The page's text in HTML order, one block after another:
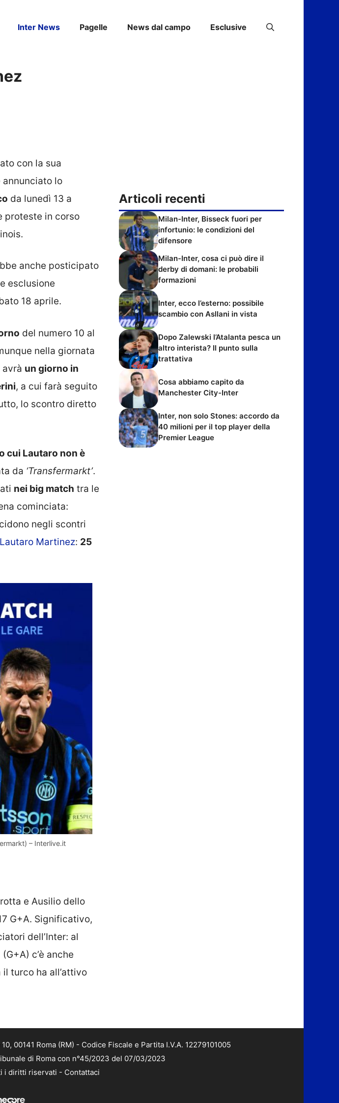
Inter News Pagelle News dal campo Esclusive
con la sua
lo
da lunedì 13 a
proteste in corso
anche posticipato
esclusione
18 aprile.
del numero 10 al
nella giornata
avrà un giorno in
, a cui farà seguito
lo scontro diretto
cui Lautaro non è
da ‘Transfermarkt’.
nei big match tra le
cominciata:
negli scontri
Lautaro Martinez: 25
– Interlive.it
e Ausilio dello
G+A. Significativo,
dell’Inter: al
c’è anche
turco ha all’attivo
Articoli recenti
Milan-Inter, Bisseck fuori per
infortunio: le condizioni del
difensore
Milan-Inter, cosa ci può dire il
derby di domani: le probabili
formazioni
Inter, ecco l’esterno: possibile
scambio con Asllani in vista
Dopo Zalewski l’Atalanta pesca un
altro interista? Il punto sulla
trattativa
Cosa abbiamo capito da
Manchester City-Inter
Inter, non solo Stones: accordo da
40 milioni per il top player della
Premier League
00141 Roma (RM) - Codice Fiscale e Partita I.V.A. 12279101005
di Roma con n°45/2023 del 07/03/2023
i diritti riservati - Contattaci